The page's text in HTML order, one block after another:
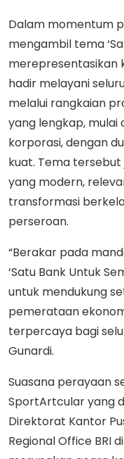
Dalam momentum
mengambil tema
merepresentasikan
hadir melayani
melalui rangkaian
yang lengkap, mulai
korporasi, dengan
kuat. Tema
yang modern,
transformasi
perseroan.
“Berakar pada
‘Satu Bank Untuk
untuk mendukung
pemerataan
terpercaya bagi
Gunardi.
Suasana perayaan
SportArtcular yang
Direktorat Kantor
Regional Office BRI